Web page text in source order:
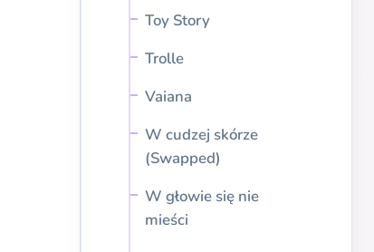
Toy Story
Trolle
Vaiana
W cudzej skórze
(Swapped)
W głowie się nie
mieści